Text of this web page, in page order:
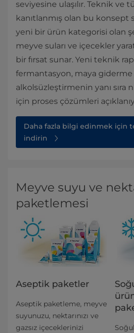
seviyesine ulaşılır. Teknik ve
kanıtlanmış olan bu konsept
yeni bir ürün kategorisi olan
meyve suları ve içecekler
bir fırsat sunar. Yeni teknik
fermantasyon, maya giderme
alkolsüzleştirmenin yanı sıra
için proses çözümleri
Daha fazla bilgi edinmek için
indirin
Meyve suyu ve
paketlemesi
Aseptik paketler
Aseptik paketleme, meyve
suyunuzu, nektarınızı ve
gazsız içeceklerinizi